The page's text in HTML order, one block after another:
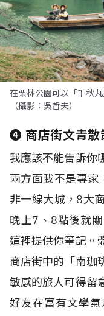
在栗林公園可以「千秋
（攝影：吳哲夫）
❹ 商店街文青散
我應該不能告訴你
兩方面我不是專家
非一線大城， 8大
晚上7 、 8點後就
這裡提供你筆記。
商店街中的「南珈
敏感的旅人可得留
好友在富有文學